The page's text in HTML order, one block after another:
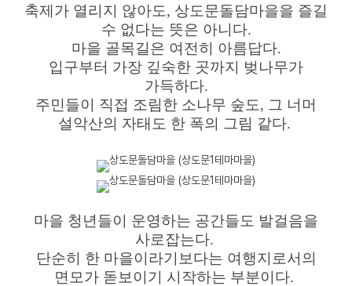
축제가 열리지 않아도, 상도문돌담마을을 즐길
수 없다는 뜻은 아니다.
마을 골목길은 여전히 아름답다.
입구부터 가장 깊숙한 곳까지 벚나무가
가득하다.
주민들이 직접 조림한 소나무 숲도, 그 너머
설악산의 자태도 한 폭의 그림 같다.
마을 청년들이 운영하는 공간들도 발걸음을
사로잡는다.
단순히 한 마을이라기보다는 여행지로서의
면모가 돋보이기 시작하는 부분이다.